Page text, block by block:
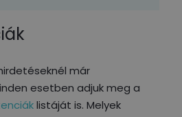
már
esetben adjuk meg a
listáját is. Melyek